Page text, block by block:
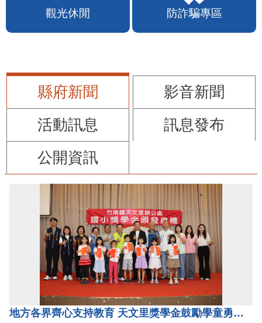
觀光休閒 防詐騙專區
縣府新聞
影音新聞
活動訊息
訊息發布
公開資訊
地方各界齊心支持教育 天文里獎學金鼓勵學童勇敢追夢